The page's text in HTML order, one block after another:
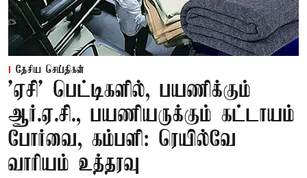
தேசிய செய்திகள்
'ஏசி' பெட்டிகளில், பயணிக்கும்
ஆர்.ஏ.சி., பயணியருக்கும் கட்டாயம்
போர்வை, கம்பளி: ரெயில்வே
வாரியம் உத்தரவு